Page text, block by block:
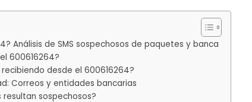
Análisis de SMS sospechosos de paquetes y banca
600616264?
desde el 600616264?
Correos y entidades bancarias
resultan sospechosos?